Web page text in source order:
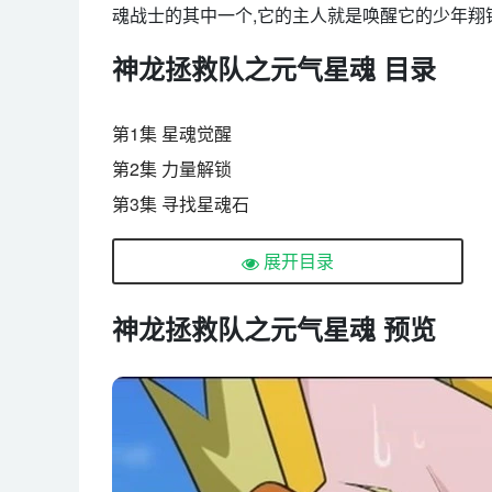
魂战士的其中一个,它的主人就是唤醒它的少年翔
神龙拯救队之元气星魂 目录
第1集 星魂觉醒
第2集 力量解锁
第3集 寻找星魂石
第4集 新的同伴
第5集 神秘的少女
第7集 卡姆夷火山
第8集 冰与火的对决
第9集 指挥官大赛
第10集 炸弹危机
第11集 姐姐大人
展开目录
神龙拯救队之元气星魂 预览